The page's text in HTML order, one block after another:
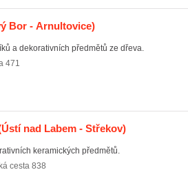
Bor - Arnultovice)
a dekorativních předmětů ze dřeva.
471
nad Labem - Střekov)
keramických předmětů.
cesta 838